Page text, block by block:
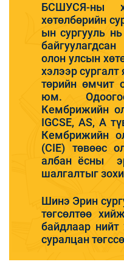
БСШУСЯ-ны
хөтөлбөрийн
ын сургууль
олон улсын
хэлээр
төрийн өмчит
юм.
Кембрижийн
IGCSE, AS, A
Кембрижийн
(CIE) төвөөс
албан ёсны
шалгалтыг
Шинэ Эрин
төгсөлтөө
байдлаар
суралцан